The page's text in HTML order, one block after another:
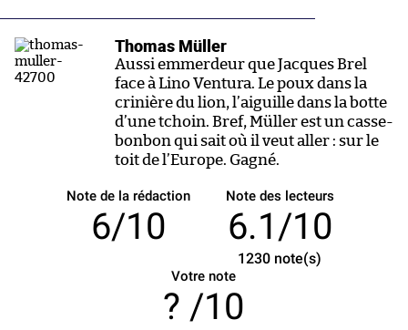
Thomas Müller
Aussi emmerdeur que Jacques Brel
face à Lino Ventura. Le poux dans la
crinière du lion, l’aiguille dans la botte
d’une tchoin. Bref, Müller est un casse-
bonbon qui sait où il veut aller : sur le
toit de l’Europe. Gagné.
Note de la rédaction
6/10
Note des lecteurs
6.1/10
1230 note(s)
Votre note
/10